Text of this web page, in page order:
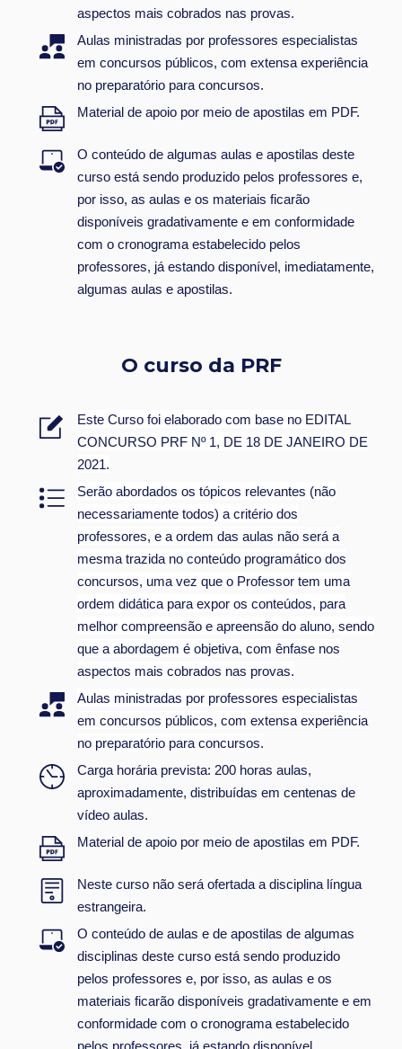
aspectos mais cobrados nas provas.
Aulas ministradas por professores especialistas
em concursos públicos, com extensa experiência
no preparatório para concursos.
Material de apoio por meio de apostilas em PDF.
O conteúdo de algumas aulas e apostilas deste
curso está sendo produzido pelos professores e,
por isso, as aulas e os materiais ficarão
disponíveis gradativamente e em conformidade
com o cronograma estabelecido pelos
professores, já estando disponível, imediatamente,
algumas aulas e apostilas.
O curso da PRF
Este Curso foi elaborado com base no EDITAL
CONCURSO PRF Nº 1, DE 18 DE JANEIRO DE
2021.
Serão abordados os tópicos relevantes (não
necessariamente todos) a critério dos
professores, e a ordem das aulas não será a
mesma trazida no conteúdo programático dos
concursos, uma vez que o Professor tem uma
ordem didática para expor os conteúdos, para
melhor compreensão e apreensão do aluno, sendo
que a abordagem é objetiva, com ênfase nos
aspectos mais cobrados nas provas.
Aulas ministradas por professores especialistas
em concursos públicos, com extensa experiência
no preparatório para concursos.
Carga horária prevista: 200 horas aulas,
aproximadamente, distribuídas em centenas de
vídeo aulas.
Material de apoio por meio de apostilas em PDF.
Neste curso não será ofertada a disciplina língua
estrangeira.
O conteúdo de aulas e de apostilas de algumas
disciplinas deste curso está sendo produzido
pelos professores e, por isso, as aulas e os
materiais ficarão disponíveis gradativamente e em
conformidade com o cronograma estabelecido